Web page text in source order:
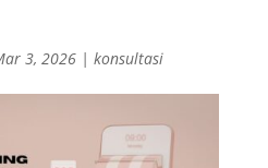
3, 2026| konsultasi